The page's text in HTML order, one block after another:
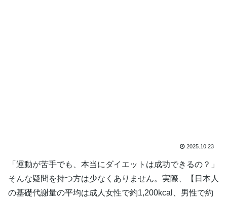
2025.10.23
「運動が苦手でも、本当にダイエットは成功できるの？」
そんな疑問を持つ方は少なくありません。実際、【日本人
の基礎代謝量の平均は成人女性で約1,200kcal、男性で約